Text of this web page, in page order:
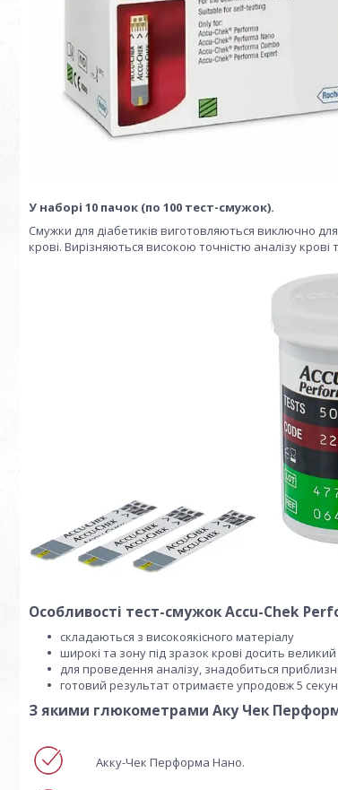
У наборі 10 пачок (по 100 тест-смужок).
Смужки для діабетиків виготовляються виключно
крові. Вирізняються високою точністю аналізу крові
Особливості тест-смужок Accu-Chek
складаються з високоякісного матеріалу
широкі та зону під зразок крові досить великий
для проведення аналізу, знадобиться
готовий результат отримаєте упродовж 5
З якими глюкометрами Аку Чек
Акку-Чек Перформа Нано.